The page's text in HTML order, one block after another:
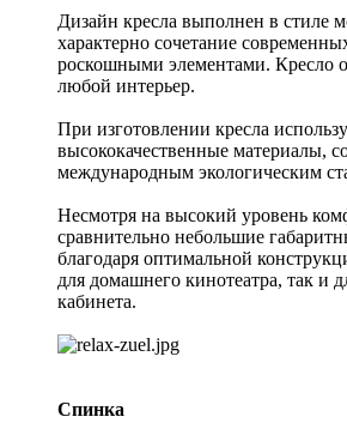
Дизайн кресла выполнен в стиле
характерно сочетание
роскошными элементами. Кресло
любой интерьер.
При изготовлении кресла
высококачественные материалы,
международным экологическим
Несмотря на высокий уровень
сравнительно небольшие
благодаря оптимальной
для домашнего кинотеатра, так и
кабинета.
Спинка